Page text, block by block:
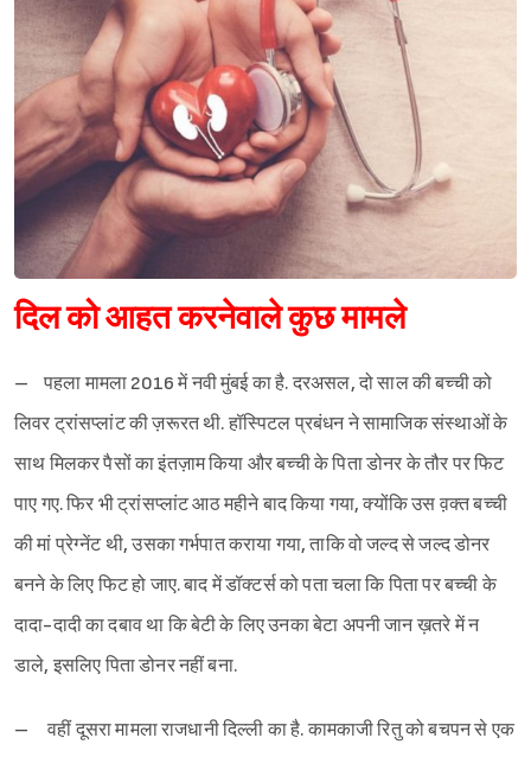
दिल को आहत करनेवाले कुछ मामले
– पहला मामला 2016 में नवी मुंबई का है. दरअसल, दो साल की बच्ची को
लिवर ट्रांसप्लांट की ज़रूरत थी. हॉस्पिटल प्रबंधन ने सामाजिक संस्थाओं के
साथ मिलकर पैसों का इंतज़ाम किया और बच्ची के पिता डोनर के तौर पर फिट
पाए गए. फिर भी ट्रांसप्लांट आठ महीने बाद किया गया, क्योंकि उस व़क्त बच्ची
की मां प्रेग्नेंट थी, उसका गर्भपात कराया गया, ताकि वो जल्द से जल्द डोनर
बनने के लिए फिट हो जाए. बाद में डॉक्टर्स को पता चला कि पिता पर बच्ची के
दादा-दादी का दबाव था कि बेटी के लिए उनका बेटा अपनी जान ख़तरे में न
डाले, इसलिए पिता डोनर नहीं बना.
– वहीं दूसरा मामला राजधानी दिल्ली का है. कामकाजी रितु को बचपन से एक